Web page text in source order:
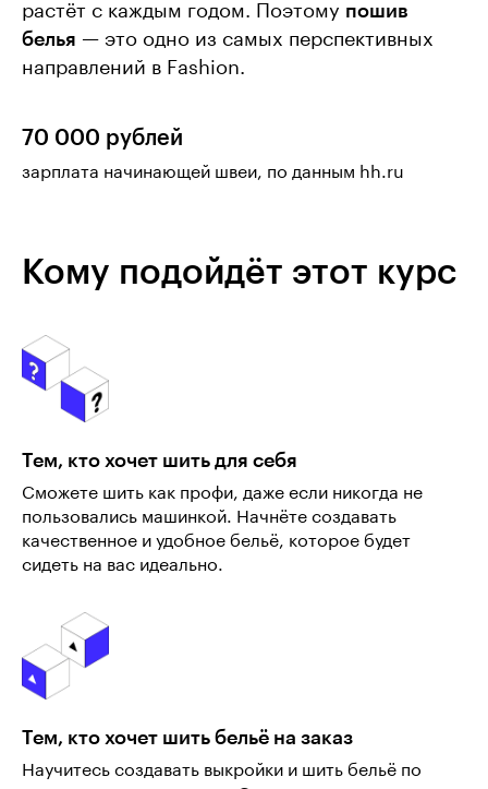
растёт с каждым годом. Поэтому пошив
белья — это одно из самых перспективных
направлений в Fashion.
70 000 рублей
зарплата начинающей швеи, по данным hh.ru
Кому подойдёт этот курс
Тем, кто хочет шить для себя
Сможете шить как профи, даже если никогда не
пользовались машинкой. Начнёте создавать
качественное и удобное бельё, которое будет
сидеть на вас идеально.
Тем, кто хочет шить бельё на заказ
Научитесь создавать выкройки и шить бельё по